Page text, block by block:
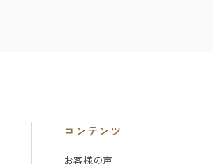
コンテンツ
お客様の声